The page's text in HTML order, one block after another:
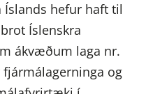
Íslands hefur haft til
Íslenskra
ákvæðum laga nr.
og